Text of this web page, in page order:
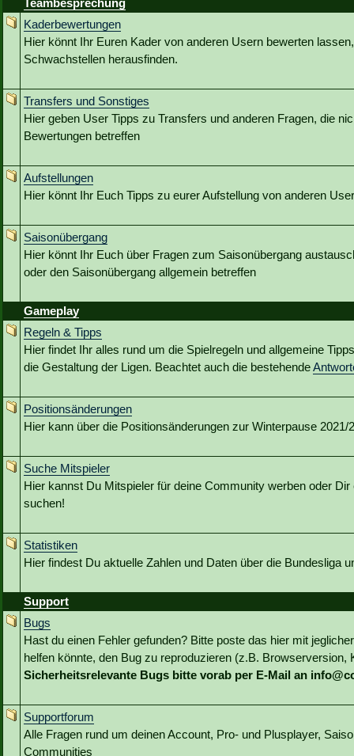
Teambesprechung
Kaderbewertungen
Hier könnt Ihr Euren Kader von anderen Usern bewerten
Schwachstellen herausfinden.
Transfers und Sonstiges
Hier geben User Tipps zu Transfers und anderen Fragen, die
Bewertungen betreffen
Aufstellungen
Hier könnt Ihr Euch Tipps zu eurer Aufstellung von anderen
Saisonübergang
Hier könnt Ihr Euch über Fragen zum Saisonübergang
oder den Saisonübergang allgemein betreffen
Gameplay
Regeln & Tipps
Hier findet Ihr alles rund um die Spielregeln und allgemeine
die Gestaltung der Ligen. Beachtet auch die bestehende
Positionsänderungen
Hier kann über die Positionsänderungen zur Winterpause 2021/
Suche Mitspieler
Hier kannst Du Mitspieler für deine Community werben oder Dir
suchen!
Statistiken
Hier findest Du aktuelle Zahlen und Daten über die Bundesliga
Support
Bugs
Hast du einen Fehler gefunden? Bitte poste das hier mit
helfen könnte, den Bug zu reproduzieren (z.B. Browserversion,
Sicherheitsrelevante Bugs bitte vorab per E-Mail an
Supportforum
Alle Fragen rund um deinen Account, Pro- und Plusplayer,
Communities